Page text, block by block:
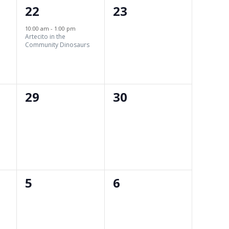
1
evento,
22
10:00 am- 1:00 pm
Artecito in the
Community Dinosaurs
0
23
0
29
0
30
0
5
0
6